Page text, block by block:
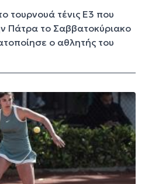
τουρνουά τένις Ε3 που
Πάτρα το Σαββατοκύριακο
ο αθλητής του